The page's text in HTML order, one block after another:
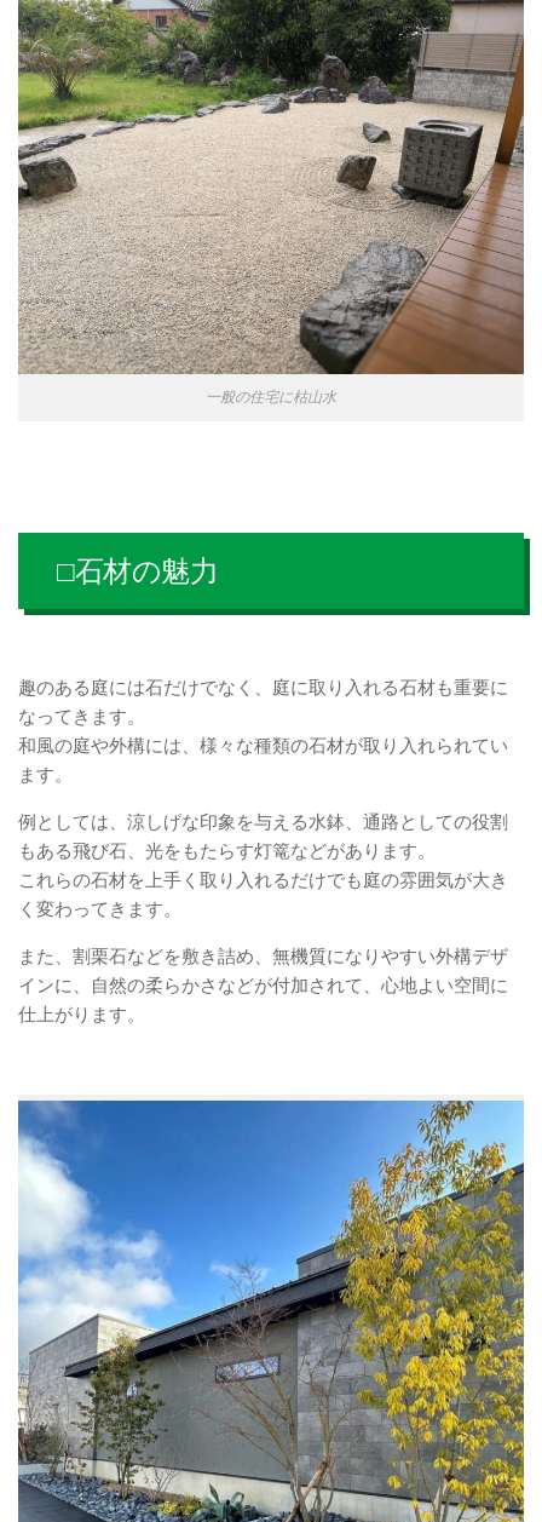
一般の住宅に枯山水
□石材の魅力
趣のある庭には石だけでなく、庭に取り入れる石材も重要に
なってきます。
和風の庭や外構には、様々な種類の石材が取り入れられてい
ます。
例としては、涼しげな印象を与える水鉢、通路としての役割
もある飛び石、光をもたらす灯篭などがあります。
これらの石材を上手く取り入れるだけでも庭の雰囲気が大き
く変わってきます。
また、割栗石などを敷き詰め、無機質になりやすい外構デザ
インに、自然の柔らかさなどが付加されて、心地よい空間に
仕上がります。